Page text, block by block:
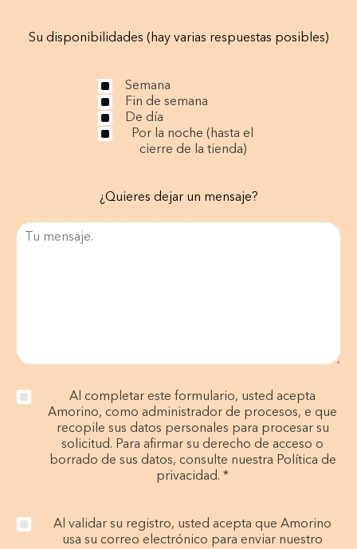
Su disponibilidades (hay varias respuestas posibles)
Semana
Fin de semana
De día
Por la noche (hasta el
cierre de la tienda)
¿Quieres dejar un mensaje?
Al completar este formulario, usted acepta
Amorino, como administrador de procesos, e que
recopile sus datos personales para procesar su
solicitud. Para afirmar su derecho de acceso o
borrado de sus datos, consulte nuestra Política de
privacidad. *
Al validar su registro, usted acepta que Amorino
usa su correo electrónico para enviar nuestro